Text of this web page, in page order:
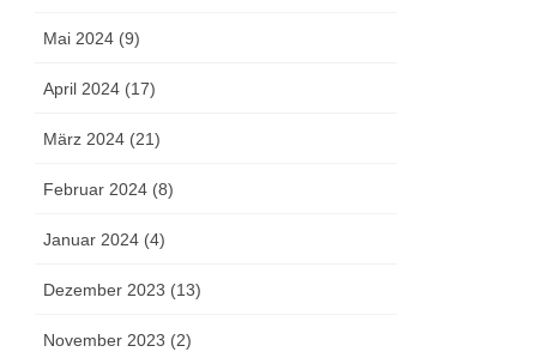
Mai 2024 (9)
April 2024 (17)
März 2024 (21)
Februar 2024 (8)
Januar 2024 (4)
Dezember 2023 (13)
November 2023 (2)